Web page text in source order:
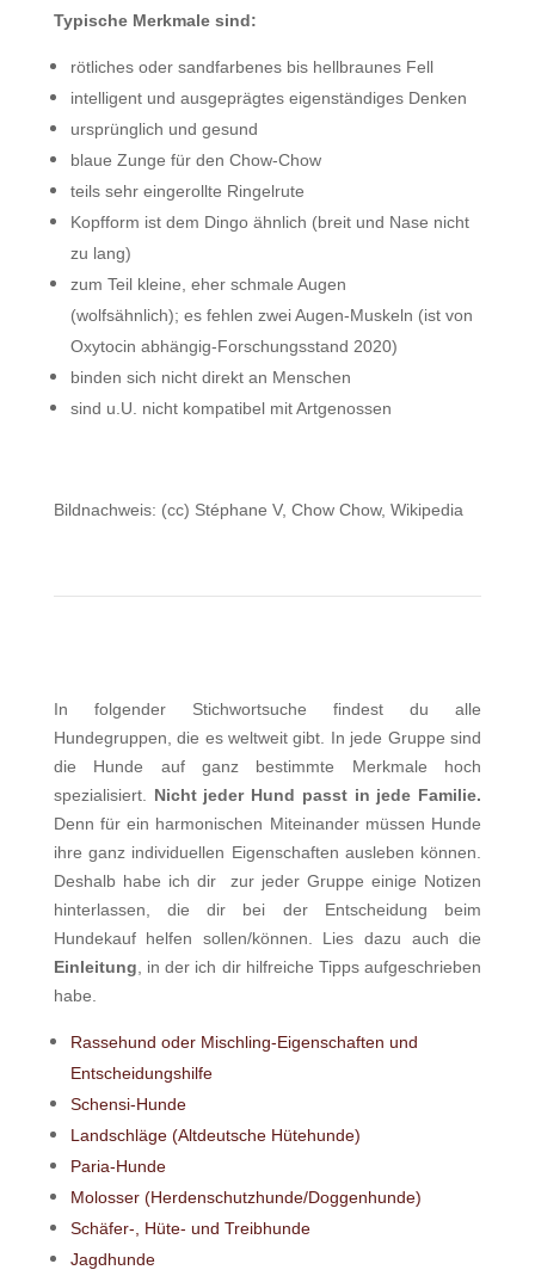
Typische Merkmale sind:
rötliches oder sandfarbenes bis hellbraunes Fell
intelligent und ausgeprägtes eigenständiges Denken
ursprünglich und gesund
blaue Zunge für den Chow-Chow
teils sehr eingerollte Ringelrute
Kopfform ist dem Dingo ähnlich (breit und Nase nicht
zu lang)
zum Teil kleine, eher schmale Augen
(wolfsähnlich); es fehlen zwei Augen-Muskeln (ist von
Oxytocin abhängig-Forschungsstand 2020)
binden sich nicht direkt an Menschen
sind u.U. nicht kompatibel mit Artgenossen
Bildnachweis: (cc) Stéphane V, Chow Chow, Wikipedia
In folgender Stichwortsuche findest du alle
Hundegruppen, die es weltweit gibt. In jede Gruppe sind
die Hunde auf ganz bestimmte Merkmale hoch
spezialisiert. Nicht jeder Hund passt in jede Familie.
Denn für ein harmonischen Miteinander müssen Hunde
ihre ganz individuellen Eigenschaften ausleben können.
Deshalb habe ich dir zur jeder Gruppe einige Notizen
hinterlassen, die dir bei der Entscheidung beim
Hundekauf helfen sollen/können. Lies dazu auch die
Einleitung , in der ich dir hilfreiche Tipps aufgeschrieben
habe.
Rassehund oder Mischling-Eigenschaften und
Entscheidungshilfe
Schensi-Hunde
Landschläge (Altdeutsche Hütehunde)
Paria-Hunde
Molosser (Herdenschutzhunde/Doggenhunde)
Schäfer-, Hüte- und Treibhunde
Jagdhunde